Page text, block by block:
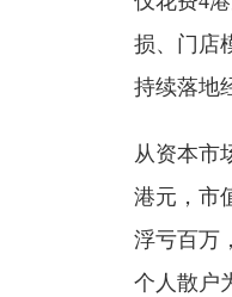
损、门店
持续落地
从资本市
港元，市
浮亏百万
个人散户